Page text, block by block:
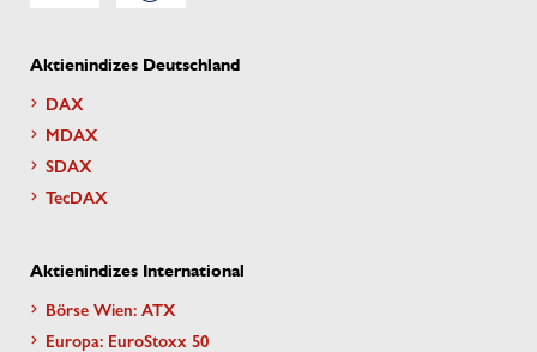
Aktienindizes Deutschland
DAX
MDAX
SDAX
TecDAX
Aktienindizes International
Börse Wien: ATX
Europa: EuroStoxx 50